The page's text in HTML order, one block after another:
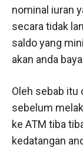
nominal iuran
secara tidak
saldo yang
akan anda
Oleh sebab itu
sebelum
ke ATM tiba
kedatangan